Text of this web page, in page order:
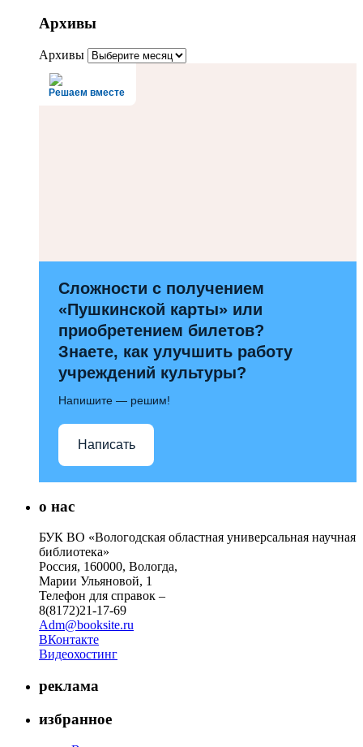
Архивы
Архивы
Решаем вместе
Сложности с получением
«Пушкинской карты» или
приобретением билетов?
Знаете, как улучшить работу
учреждений культуры?
Напишите — решим!
Написать
о нас
БУК ВО «Вологодская областная универсальная научная
библиотека»
Россия, 160000, Вологда,
Марии Ульяновой, 1
Телефон для справок –
8(8172)21-17-69
Adm@booksite.ru
ВКонтакте
Видеохостинг
реклама
избранное